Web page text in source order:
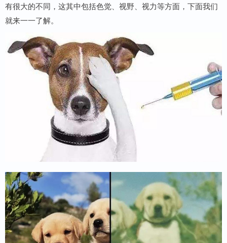
有很大的不同，这其中包括色觉、视野、视力等方面，下面我们
就来一一了解。